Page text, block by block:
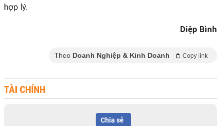
hợp lý.
Diệp Bình
Theo Doanh Nghiệp & Kinh Doanh Copy link
TÀI CHÍNH
Chia sẻ